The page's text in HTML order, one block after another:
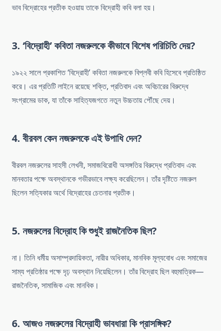
ভাব বিদ্রোহের প্রতীক হওয়ায় তাকে বিদ্রোহী কবি বলা হয়।
3. ‘বিদ্রোহী’ কবিতা নজরুলকে কীভাবে বিশেষ পরিচিতি দেয়?
১৯২২ সালে প্রকাশিত ‘বিদ্রোহী’ কবিতা নজরুলকে বিপ্লবী কবি হিসেবে প্রতিষ্ঠিত
করে। এর প্রতিটি লাইনে রয়েছে শক্তি, প্রতিবাদ এবং অবিচারের বিরুদ্ধে
সংগ্রামের ডাক, যা তাঁকে সাহিত্যজগতে নতুন উচ্চতায় পৌঁছে দেয়।
4. বীরবল কেন নজরুলকে এই উপাধি দেন?
বীরবল নজরুলের সাহসী লেখনী, সমাজবিরোধী অসঙ্গতির বিরুদ্ধে প্রতিবাদ এবং
মানবতার পক্ষে অবস্থানকে গভীরভাবে লক্ষ্য করেছিলেন। তাঁর দৃষ্টিতে নজরুল
ছিলেন সত্যিকার অর্থে বিদ্রোহের চেতনার প্রতীক।
5. নজরুলের বিদ্রোহ কি শুধুই রাজনৈতিক ছিল?
না। তিনি ধর্মীয় অসাম্প্রদায়িকতা, নারীর অধিকার, মানবিক মূল্যবোধ এবং সমাজের
সাম্য প্রতিষ্ঠার পক্ষে দৃঢ় অবস্থান নিয়েছিলেন। তাঁর বিদ্রোহ ছিল বহুমাত্রিক—
রাজনৈতিক, সামাজিক এবং মানবিক।
6. আজও নজরুলের বিদ্রোহী ভাবধারা কি প্রাসঙ্গিক?